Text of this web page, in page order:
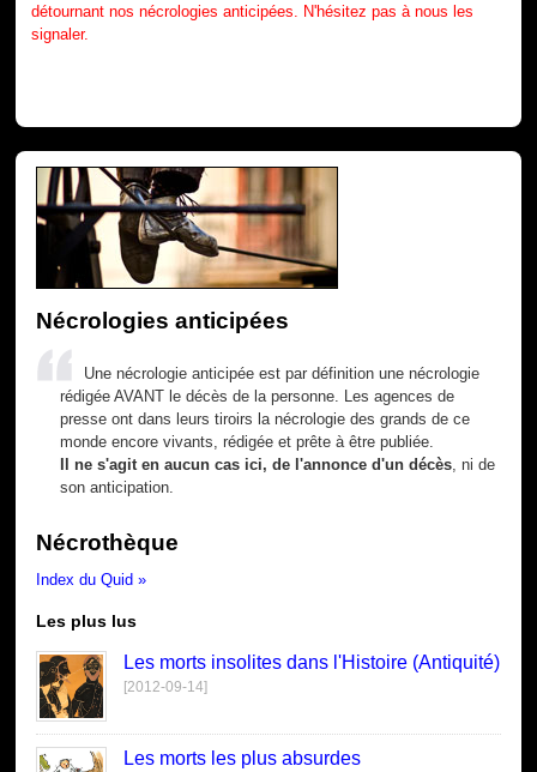
détournant nos nécrologies anticipées. N'hésitez pas à nous les
signaler.
Nécrologies anticipées
Une nécrologie anticipée est par définition une nécrologie
rédigée AVANT le décès de la personne. Les agences de
presse ont dans leurs tiroirs la nécrologie des grands de ce
monde encore vivants, rédigée et prête à être publiée.
Il ne s'agit en aucun cas ici, de l'annonce d'un décès , ni de
son anticipation.
Nécrothèque
Index du Quid »
Les plus lus
Les morts insolites dans l'Histoire (Antiquité)
[2012-09-14]
Les morts les plus absurdes